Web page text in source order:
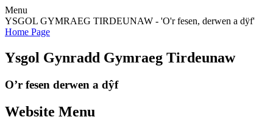
Menu
YSGOL GYMRAEG TIRDEUNAW - 'O'r fesen, derwen a dÿf'
Home Page
Ysgol Gynradd Gymraeg Tirdeunaw
O’r fesen derwen a dŷf
Website Menu